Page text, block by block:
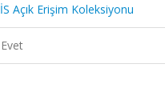
Açık Erişim Koleksiyonu
Evet